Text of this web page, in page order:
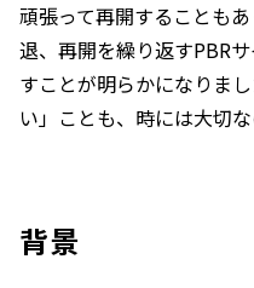
頑張って再開することも
退、再開を繰り返すPBR
すことが明らかになりま
い」ことも、時には大切
背景